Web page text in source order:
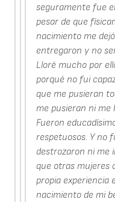
seguramente fue
pesar de que
nacimiento me
entregaron y no
Lloré mucho por
porqué no fui
que me pusieran
me pusieran ni me
Fueron
respetuosos. Y no
destrozaron ni me
que otras mujeres
propia experiencia
nacimiento de mi